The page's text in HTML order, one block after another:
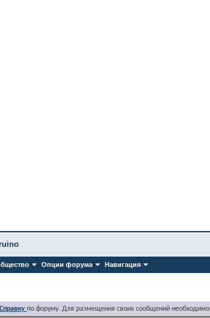
Опции форума Навигация
Справку по форуму. Для размещения своих сообщений необходимо